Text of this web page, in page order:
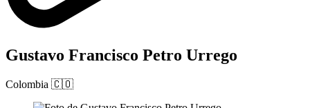
Gustavo Francisco Petro Urrego
Colombia 🇨🇴